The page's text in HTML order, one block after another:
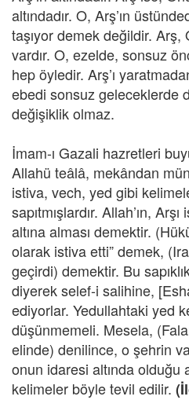
altındadır. O, Arş’ın
taşıyor demek değildir.
vardır. O, ezelde, sonsuz
hep öyledir. Arş’ı
ebedi sonsuz geleceklerde
değişiklik olmaz.
İmam-ı Gazali hazretleri
Allahü teâlâ, mekândan
istiva, vech, yed gibi
sapıtmışlardır. Allah’ın,
altına alması demektir.
olarak istiva etti” demek,
geçirdi) demektir. Bu
diyerek selef-i salihine,
ediyorlar. Yedullahtaki yed
düşünmemeli. Mesela,
elinde) denilince, o şehrin
onun idaresi altında olduğu
kelimeler böyle tevil edilir.